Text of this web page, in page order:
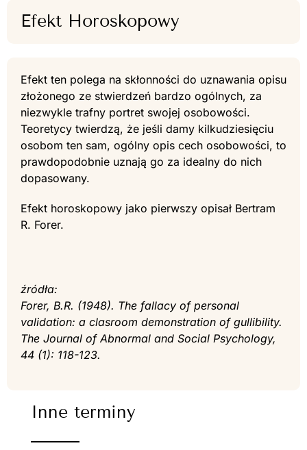
Efekt Horoskopowy
Efekt ten polega na skłonności do uznawania opisu
złożonego ze stwierdzeń bardzo ogólnych, za
niezwykle trafny portret swojej osobowości.
Teoretycy twierdzą, że jeśli damy kilkudziesięciu
osobom ten sam, ogólny opis cech osobowości, to
prawdopodobnie uznają go za idealny do nich
dopasowany.
Efekt horoskopowy jako pierwszy opisał Bertram
R. Forer.
źródła:
Forer, B.R. (1948). The fallacy of personal
validation: a clasroom demonstration of gullibility.
The Journal of Abnormal and Social Psychology,
44 (1): 118-123.
Inne terminy